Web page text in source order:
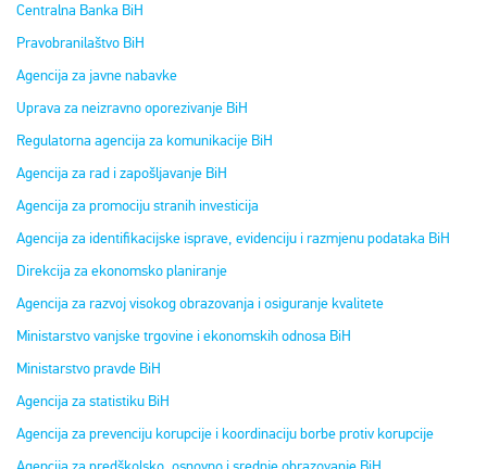
Centralna Banka BiH
Pravobranilaštvo BiH
Agencija za javne nabavke
Uprava za neizravno oporezivanje BiH
Regulatorna agencija za komunikacije BiH
Agencija za rad i zapošljavanje BiH
Agencija za promociju stranih investicija
Agencija za identifikacijske isprave, evidenciju i razmjenu podataka BiH
Direkcija za ekonomsko planiranje
Agencija za razvoj visokog obrazovanja i osiguranje kvalitete
Ministarstvo vanjske trgovine i ekonomskih odnosa BiH
Ministarstvo pravde BiH
Agencija za statistiku BiH
Agencija za prevenciju korupcije i koordinaciju borbe protiv korupcije